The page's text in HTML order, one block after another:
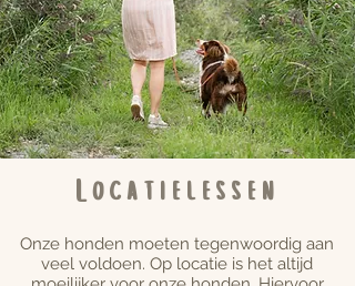
Locatielessen
Onze honden moeten tegenwoordig aan
veel voldoen. Op locatie is het altijd